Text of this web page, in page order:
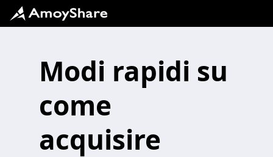
Modi rapidi su
come
acquisire